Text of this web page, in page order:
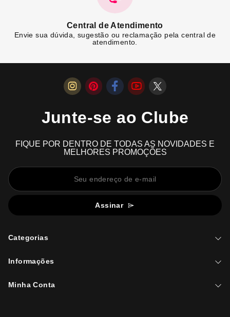
Central de Atendimento
Envie sua dúvida, sugestão ou reclamação pela central de
atendimento.
Junte-se ao Clube
FIQUE POR DENTRO DE TODAS AS NOVIDADES E
MELHORES PROMOÇÕES
Assinar
Categorias
Informações
Minha Conta